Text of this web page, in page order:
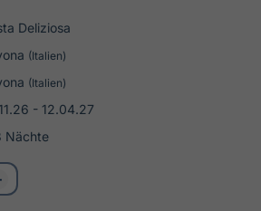
Deliziosa
(Italien)
(Italien)
- 12.04.27
Nächte